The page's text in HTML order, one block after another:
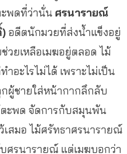
ะพดที่ว่านั่น ศรนารายณ์
อดีตนักมวยที่ส่งน้ำแข็งอยู่
วยเหลือเมฆอยู่ตลอด ไม้
อะไรไม่ได้ เพราะไม่เป็น
ผู้ชายใส่หน้ากากลึกลับ
ะพด จัดการกับสมุนพัน
เสมอ ไม้ศรัทธาศรนารายณ์
ศรนารายณ์ แต่เมฆบอกว่า